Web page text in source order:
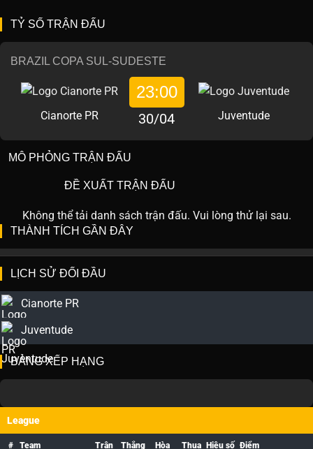
TỶ SỐ TRẬN ĐẤU
BRAZIL COPA SUL-SUDESTE
Cianorte PR
23:00
30/04 Juventude
MÔ PHỎNG TRẬN ĐẤU
ĐỀ XUẤT TRẬN ĐẤU
Không thể tải danh sách trận đấu. Vui lòng thử lại sau.
THÀNH TÍCH GẦN ĐÂY
LỊCH SỬ ĐỐI ĐẦU
Cianorte PR
Juventude
BẢNG XẾP HẠNG
League
# Team Trận Thắng Hòa Thua Hiệu số Điểm